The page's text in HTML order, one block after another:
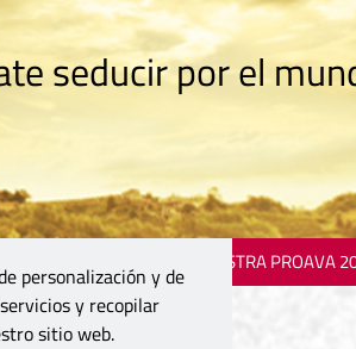
seducir por el
MOSTRA PROAVA
personalización y de
y recopilar
sitio web.